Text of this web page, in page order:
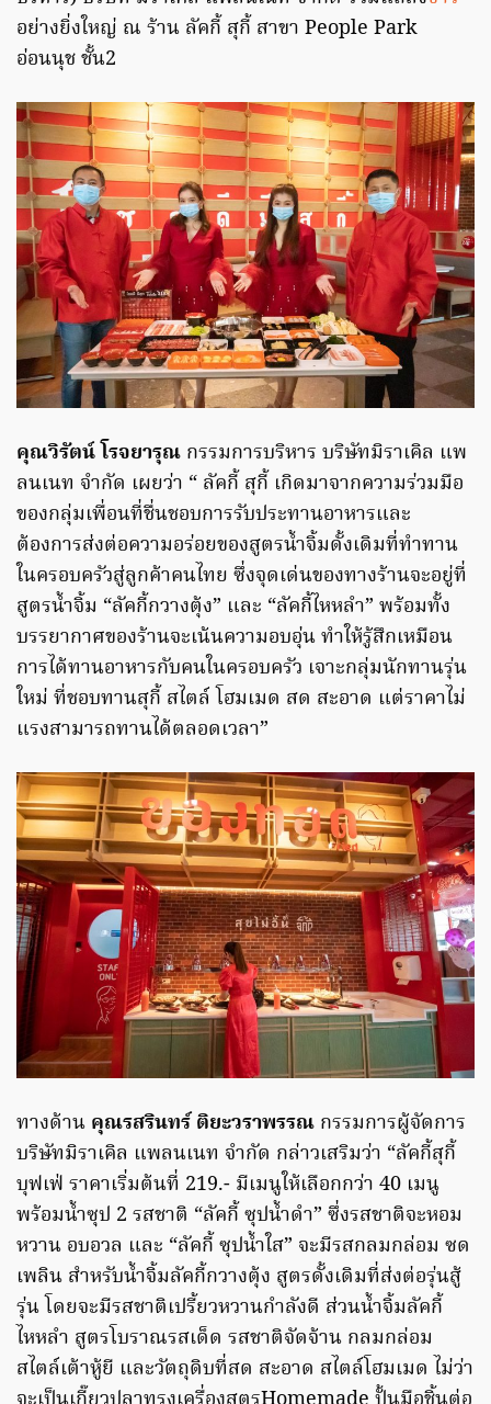
อย่างยิ่งใหญ่ ณ ร้าน ลัคกี้ สุกี้ สาขา People Park
อ่อนนุช ชั้น2
คุณวิรัตน์ โรจยารุณ กรรมการบริหาร บริษัทมิราเคิล แพ
ลนเนท จำกัด เผยว่า “ ลัคกี้ สุกี้ เกิดมาจากความร่วมมือ
ของกลุ่มเพื่อนที่ชื่นชอบการรับประทานอาหารและ
ต้องการส่งต่อความอร่อยของสูตรน้ำจิ้มดั้งเดิมที่ทำทาน
ในครอบครัวสู่ลูกค้าคนไทย ซึ่งจุดเด่นของทางร้านจะอยู่ที่
สูตรน้ำจิ้ม “ลัคกี้กวางตุ้ง” และ “ลัคกี้ไหหลำ” พร้อมทั้ง
บรรยากาศของร้านจะเน้นความอบอุ่น ทำให้รู้สึกเหมือน
การได้ทานอาหารกับคนในครอบครัว เจาะกลุ่มนักทานรุ่น
ใหม่ ที่ชอบทานสุกี้ สไตล์ โฮมเมด สด สะอาด แต่ราคาไม่
แรงสามารถทานได้ตลอดเวลา”
ทางด้าน คุณรสรินทร์ ติยะวราพรรณ กรรมการผู้จัดการ
บริษัทมิราเคิล แพลนเนท จำกัด กล่าวเสริมว่า “ลัคกี้สุกี้
บุฟเฟ่ ราคาเริ่มต้นที่ 219.- มีเมนูให้เลือกกว่า 40 เมนู
พร้อมน้ำซุป 2 รสชาติ “ลัคกี้ ซุปน้ำดำ” ซึ่งรสชาติจะหอม
หวาน อบอวล และ “ลัคกี้ ซุปน้ำใส” จะมีรสกลมกล่อม ซด
เพลิน สำหรับน้ำจิ้มลัคกี้กวางตุ้ง สูตรดั้งเดิมที่ส่งต่อรุ่นสู้
รุ่น โดยจะมีรสชาติเปรี้ยวหวานกำลังดี ส่วนน้ำจิ้มลัคกี้
ไหหลำ สูตรโบราณรสเด็ด รสชาติจัดจ้าน กลมกล่อม
สไตล์เต้าหู้ยี และวัตถุดิบที่สด สะอาด สไตล์โฮมเมด ไม่ว่า